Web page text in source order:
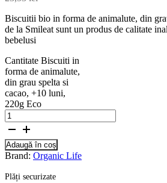
Biscuitii bio in forma de animalute, din
de la Smileat sunt un produs de calitate
bebelusi
Cantitate Biscuiti in
forma de animalute,
din grau spelta si
cacao, +10 luni,
220g Eco
Adaugă în coș
Brand: Organic Life
Plăți securizate